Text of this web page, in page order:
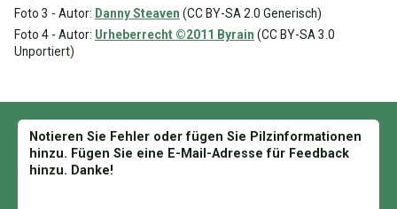
Foto 3 - Autor: Danny Steaven (CC BY-SA 2.0 Generisch)
Foto 4 - Autor: Urheberrecht ©2011 Byrain (CC BY-SA 3.0
Unportiert)